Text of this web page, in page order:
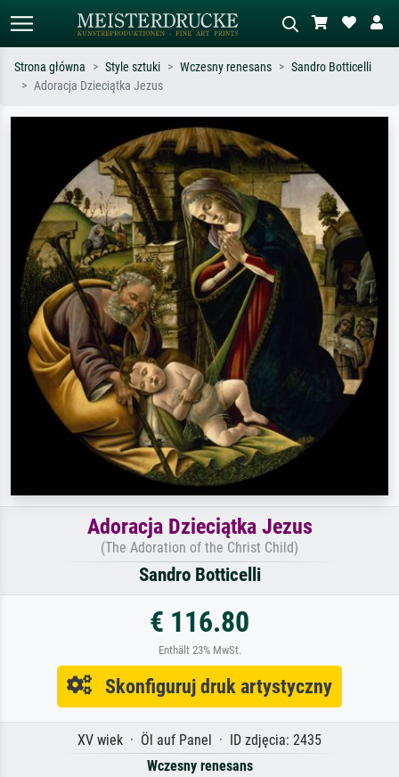
Szukaj wg artysty, tytułu lub stylu – np.
Monet, Gwiaździsta noc,
impresjonizm, fala Hokusaia, akt.
Opisz scenę – np. zielona łąka,
abstrakcja z czerwienią, ciemny olej,
stojący akt obok drzewa.
Strona główna Style sztuki Wczesny renesans
Sandro Botticelli
Adoracja Dzieciątka Jezus
Adoracja Dzieciątka Jezus
(The Adoration of the Christ Child)
Sandro Botticelli
€ 116.80
Enthält 23% MwSt.
Skonfiguruj druk artystyczny
XV wiek · Öl auf Panel · ID zdjęcia: 2435
Wczesny renesans